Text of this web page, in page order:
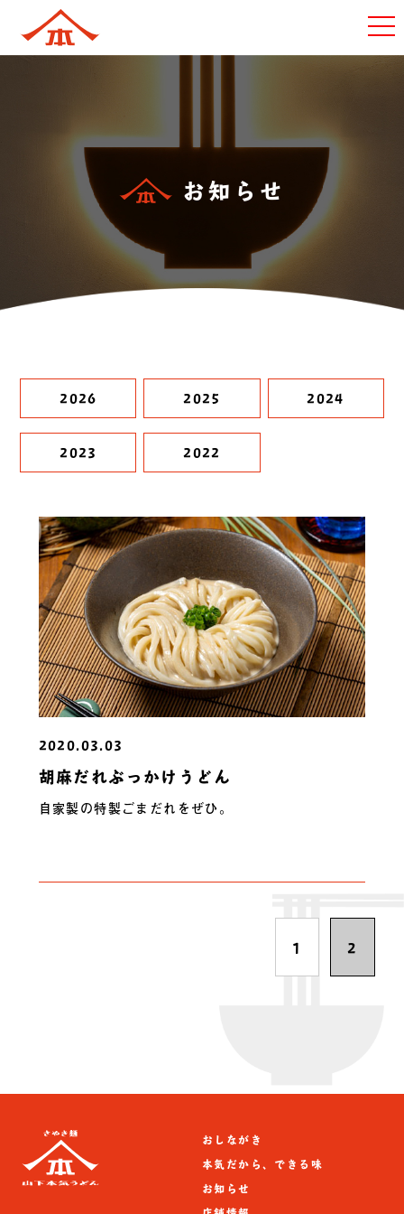
お知らせ
2020.03.03
胡麻だれぶっかけうどん
自家製の特製ごまだれをぜひ。
1 2
2026 2025 2024
2023 2022
おしながき
本気だから、できる味
お知らせ